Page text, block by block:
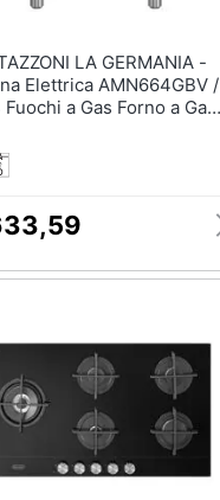
LA GERMANIA -
Elettrica AMN664GBV /
a Gas Forno a Gas
60 cm Colore Bianco Serie